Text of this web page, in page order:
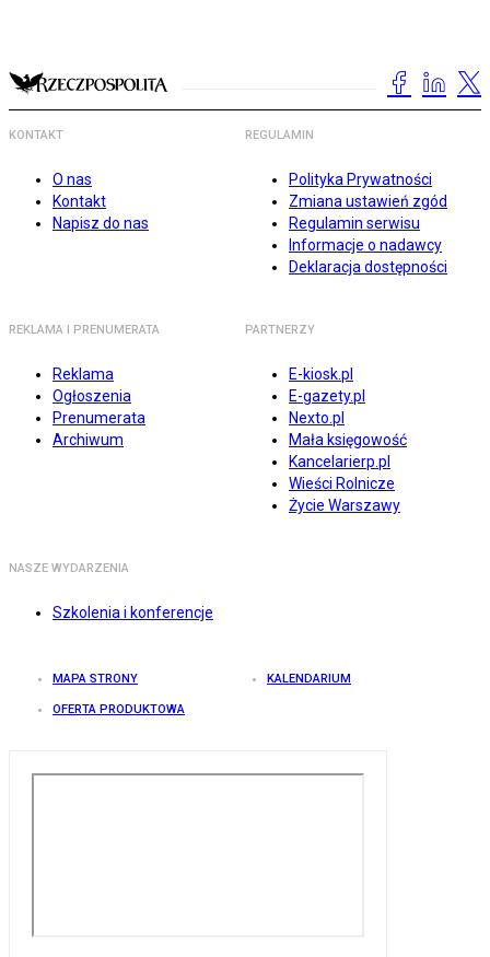
KONTAKT
O nas
Kontakt
Napisz do nas
REGULAMIN
Polityka Prywatności
Zmiana ustawień zgód
Regulamin serwisu
Informacje o nadawcy
Deklaracja dostępności
REKLAMA I PRENUMERATA
Reklama
Ogłoszenia
Prenumerata
Archiwum
PARTNERZY
E-kiosk.pl
E-gazety.pl
Nexto.pl
Mała księgowość
Kancelarierp.pl
Wieści Rolnicze
Życie Warszawy
NASZE WYDARZENIA
Szkolenia i konferencje
MAPA STRONY KALENDARIUM
OFERTA PRODUKTOWA